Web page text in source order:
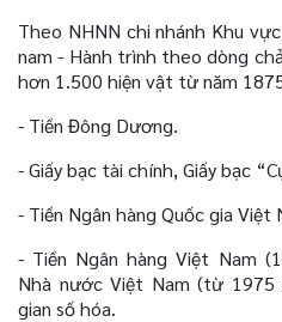
Theo NHNN chi nhánh Khu
nam - Hành trình theo dòng
hơn 1.500 hiện vật từ năm
- Tiền Đông Dương.
- Giấy bạc tài chính, Giấy bạc
- Tiền Ngân hàng Quốc gia Việt
- Tiền Ngân hàng Việt Nam
Nhà nước Việt Nam (từ 1975
gian số hóa.